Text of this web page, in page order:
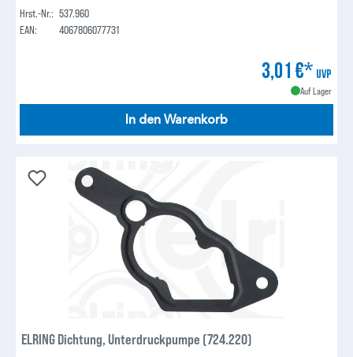
Hrst.-Nr.: 537.960
EAN:
4067806077731
3,01 €* UVP
Auf Lager
In den Warenkorb
ELRING Dichtung, Unterdruckpumpe (724.220)